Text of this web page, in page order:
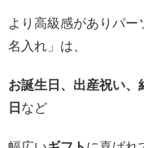
より高級感がありパー
名入れ」は、
お誕生日、出産祝い
日 など